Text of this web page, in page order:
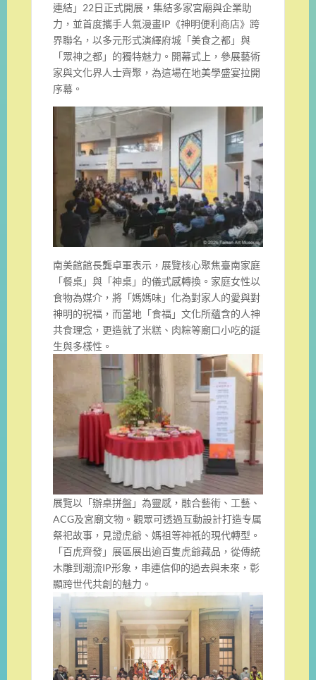
連結」22日正式開展，集結多家宮廟與企業助
力，並首度攜手人氣漫畫IP《神明便利商店》跨
界聯名，以多元形式演繹府城「美食之都」與
「眾神之都」的獨特魅力。開幕式上，參展藝術
家與文化界人士齊聚，為這場在地美學盛宴拉開
序幕。
南美館館長龔卓軍表示，展覽核心聚焦臺南家庭
「餐桌」與「神桌」的儀式感轉換。家庭女性以
食物為媒介，將「媽媽味」化為對家人的愛與對
神明的祝福，而當地「食福」文化所蘊含的人神
共食理念，更造就了米糕、肉粽等廟口小吃的誕
生與多樣性。
展覽以「辦桌拼盤」為靈感，融合藝術、工藝、
ACG及宮廟文物。觀眾可透過互動設計打造专属
祭祀故事，見證虎爺、媽祖等神祇的現代轉型。
「百虎齊發」展區展出逾百隻虎爺藏品，從傳統
木雕到潮流IP形象，串連信仰的過去與未來，彰
顯跨世代共創的魅力。